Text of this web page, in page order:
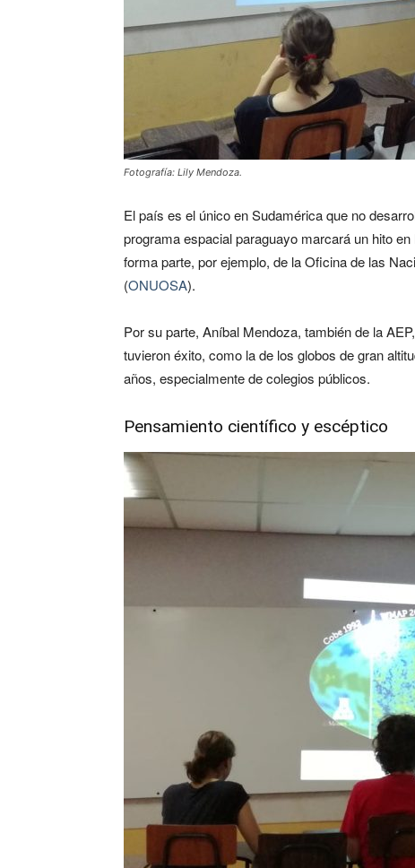
Fotografía: Lily Mendoza.
El país es el único en Sudamérica que no
programa espacial paraguayo marcará un hito
forma parte, por ejemplo, de la Oficina de las
(ONUOSA).
Por su parte, Aníbal Mendoza, también de la
tuvieron éxito, como la de los globos de gran
años, especialmente de colegios públicos.
Pensamiento científico y escéptico